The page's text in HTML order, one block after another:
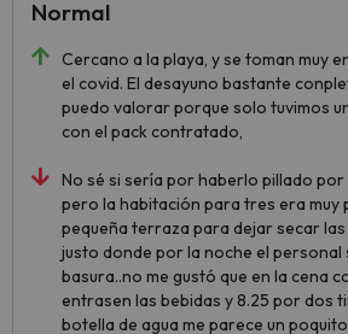
Cercano a la playa, y se toman muy
el covid. El desayuno bastante
puedo valorar porque solo tuvimos
con el pack contratado,
No sé si sería por haberlo pillado por
pero la habitación para tres era muy
pequeña terraza para dejar secar
justo donde por la noche el personal
basura..no me gustó que en la cena
entrasen las bebidas y 8.25 por dos
botella de agua me parece un
Normal